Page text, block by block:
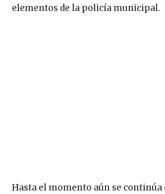
elementos de la policía municipal.
Hasta el momento aún se